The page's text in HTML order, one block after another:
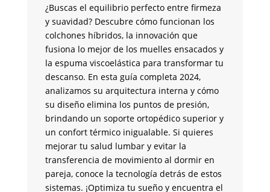
¿Buscas el equilibrio perfecto entre firmeza
y suavidad? Descubre cómo funcionan los
colchones híbridos, la innovación que
fusiona lo mejor de los muelles ensacados y
la espuma viscoelástica para transformar tu
descanso. En esta guía completa 2024,
analizamos su arquitectura interna y cómo
su diseño elimina los puntos de presión,
brindando un soporte ortopédico superior y
un confort térmico inigualable. Si quieres
mejorar tu salud lumbar y evitar la
transferencia de movimiento al dormir en
pareja, conoce la tecnología detrás de estos
sistemas. ¡Optimiza tu sueño y encuentra el